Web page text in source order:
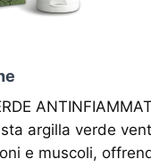
argilla verde
e muscoli,